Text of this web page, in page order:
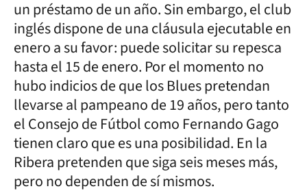
un préstamo de un año. Sin embargo, el club
inglés dispone de una cláusula ejecutable en
enero a su favor: puede solicitar su repesca
hasta el 15 de enero. Por el momento no
hubo indicios de que los Blues pretendan
llevarse al pampeano de 19 años, pero tanto
el Consejo de Fútbol como Fernando Gago
tienen claro que es una posibilidad. En la
Ribera pretenden que siga seis meses más,
pero no dependen de sí mismos.